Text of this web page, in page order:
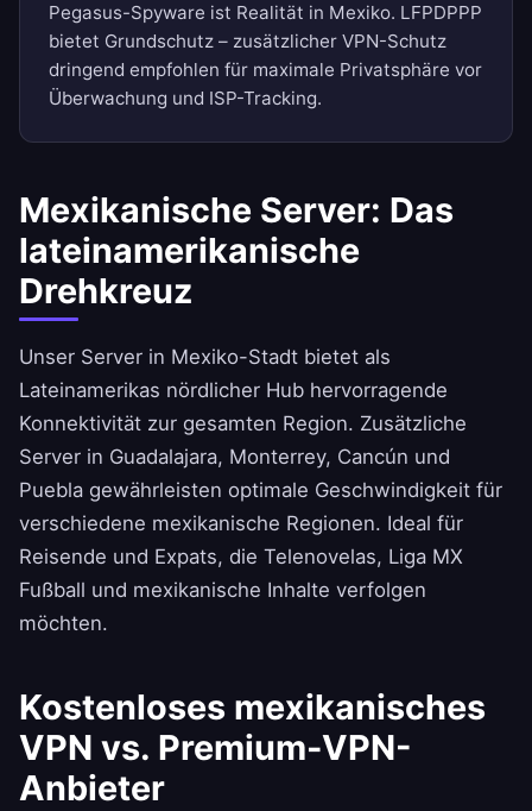
Pegasus-Spyware ist Realität in Mexiko. LFPDPPP
bietet Grundschutz – zusätzlicher VPN-Schutz
dringend empfohlen für maximale Privatsphäre vor
Überwachung und ISP-Tracking.
Mexikanische Server: Das
lateinamerikanische
Drehkreuz
Unser Server in Mexiko-Stadt bietet als
Lateinamerikas nördlicher Hub hervorragende
Konnektivität zur gesamten Region. Zusätzliche
Server in Guadalajara, Monterrey, Cancún und
Puebla gewährleisten optimale Geschwindigkeit für
verschiedene mexikanische Regionen. Ideal für
Reisende und Expats, die Telenovelas, Liga MX
Fußball und mexikanische Inhalte verfolgen
möchten.
Kostenloses mexikanisches
VPN vs. Premium-VPN-
Anbieter